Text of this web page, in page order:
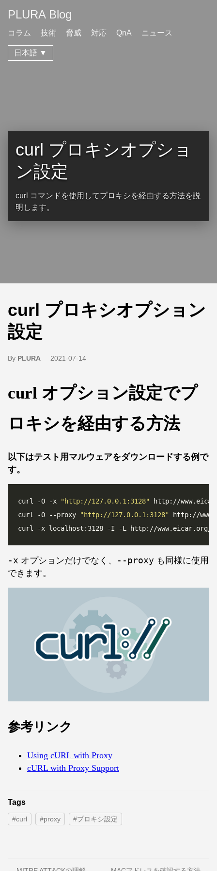
PLURA Blog
コラム 技術 脅威 対応 QnA ニュース
日本語 ▼
curl プロキシオプショ
ン設定
curl コマンドを使用してプロキシを経由する方法を説
明します。
curl プロキシオプション
設定
By PLURA 2021-07-14
curl オプション設定でプ
ロキシを経由する方法
以下はテスト用マルウェアをダウンロードする例で
す。
curl -O -x
"http://127.0.0.1:3128"
curl -O --proxy
"http://127.0.0.1:3128"
-x オプションだけでなく、 --proxy も同様に使用
できます。
参考リンク
Using cURL with Proxy
cURL with Proxy Support
Tags
#curl #proxy #プロキシ設定